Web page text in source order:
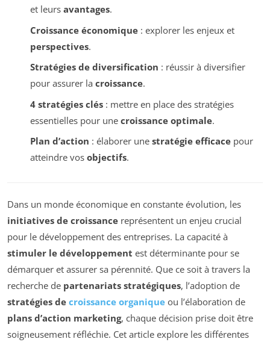
et leurs avantages.
Croissance économique: explorer les enjeux et
perspectives.
Stratégies de diversification : réussir à diversifier
pour assurer la croissance.
4 stratégies clés: mettre en place des stratégies
essentielles pour une croissance optimale.
Plan d’action : élaborer une stratégie efficacepour
atteindre vos objectifs.
Dans un monde économique en constante évolution, les
initiatives de croissance représentent un enjeu crucial
pour le développement des entreprises. La capacité à
stimuler le développement est déterminante pour se
démarquer et assurer sa pérennité. Que ce soit à travers la
recherche de partenariats stratégiques, l’adoption de
stratégies de croissance organique ou l’élaboration de
plans d’action marketing, chaque décision prise doit être
soigneusement réfléchie. Cet article explore les différentes